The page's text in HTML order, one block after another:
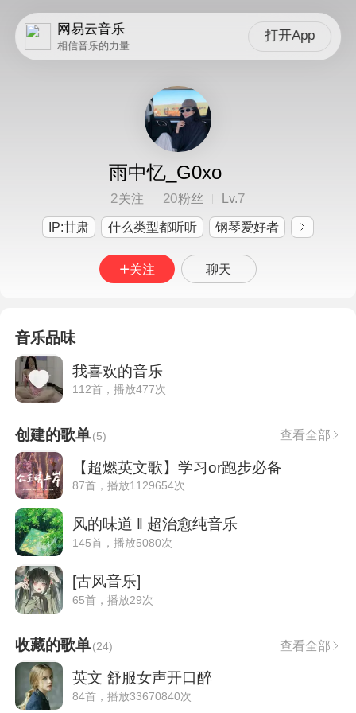
网易云音乐
相信音乐的力量
打开App
雨中忆_G0xo
2关注 20粉丝 Lv.7
IP:甘肃 什么类型都听听 钢琴爱好者
关注 聊天
音乐品味
我喜欢的音乐
112首，播放477次
创建的歌单(5) 查看全部
【超燃英文歌】学习or跑步必备
87首，播放1129654次
风的味道 ‖ 超治愈纯音乐
145首，播放5080次
[古风音乐]
65首，播放29次
收藏的歌单(24) 查看全部
英文 舒服女声开口醉
84首，播放33670840次